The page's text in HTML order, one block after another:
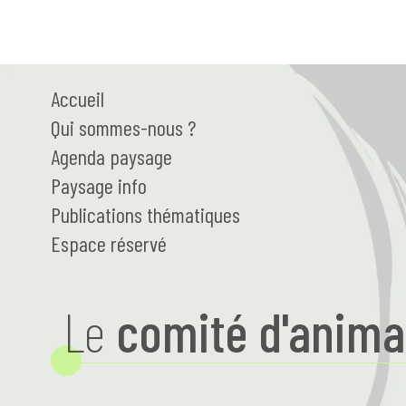
Accueil
Qui sommes-nous ?
Agenda paysage
Paysage info
Publications thématiques
Espace réservé
Le comité